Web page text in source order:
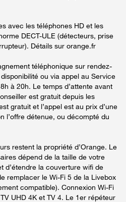
avec les téléphones HD et les
DECT-ULE (détecteurs, prise
Détails sur orange.fr
téléphonique sur rendez-
ou via appel au Service
à 20h. Le temps d’attente avant
est gratuit depuis les
gratuit et l’appel est au prix d’une
l’offre détenue, ou décompté du
restent la propriété d’Orange. Le
dépend de la taille de votre
d’étendre la couverture wifi de
remplacer le Wi-Fi 5 de la Livebox
compatible). Connexion Wi-Fi
UHD 4K et TV 4. Le 1er répéteur